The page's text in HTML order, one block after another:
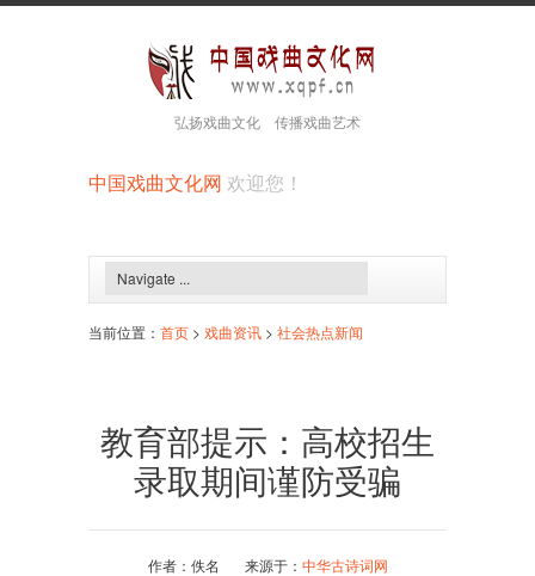
弘扬戏曲文化 传播戏曲艺术
中国戏曲文化网 欢迎您！
当前位置： 首页 > 戏曲资讯 > 社会热点新闻
教育部提示：高校招生
录取期间谨防受骗
作者：佚名 来源于： 中华古诗词网